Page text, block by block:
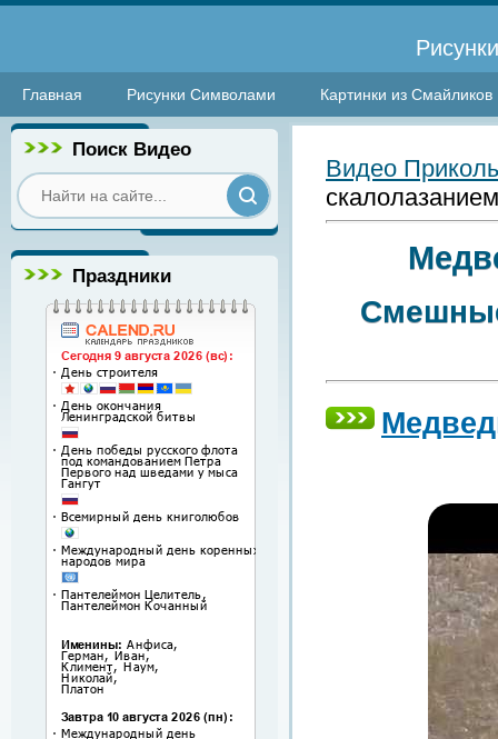
Главная Рисунки Символами Картинки из Смайликов
Поиск Видео
Праздники
Видео
скалолазанием